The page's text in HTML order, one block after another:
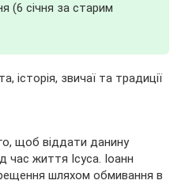
(6 січня за старим
щоб віддати данину
час життя Ісуса. Іоанн
шляхом обмивання в